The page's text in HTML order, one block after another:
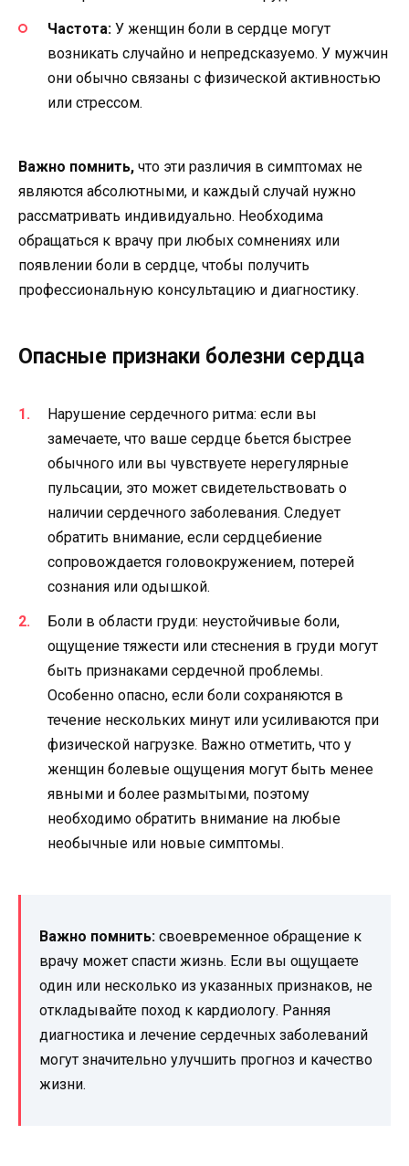
Частота: У женщин боли в сердце могут
возникать случайно и непредсказуемо. У мужчин
они обычно связаны с физической активностью
или стрессом.
Важно помнить, что эти различия в симптомах не
являются абсолютными, и каждый случай нужно
рассматривать индивидуально. Необходима
обращаться к врачу при любых сомнениях или
появлении боли в сердце, чтобы получить
профессиональную консультацию и диагностику.
Опасные признаки болезни сердца
Нарушение сердечного ритма: если вы
замечаете, что ваше сердце бьется быстрее
обычного или вы чувствуете нерегулярные
пульсации, это может свидетельствовать о
наличии сердечного заболевания. Следует
обратить внимание, если сердцебиение
сопровождается головокружением, потерей
сознания или одышкой.
Боли в области груди: неустойчивые боли,
ощущение тяжести или стеснения в груди могут
быть признаками сердечной проблемы.
Особенно опасно, если боли сохраняются в
течение нескольких минут или усиливаются при
физической нагрузке. Важно отметить, что у
женщин болевые ощущения могут быть менее
явными и более размытыми, поэтому
необходимо обратить внимание на любые
необычные или новые симптомы.
Важно помнить: своевременное обращение к
врачу может спасти жизнь. Если вы ощущаете
один или несколько из указанных признаков, не
откладывайте поход к кардиологу. Ранняя
диагностика и лечение сердечных заболеваний
могут значительно улучшить прогноз и качество
жизни.